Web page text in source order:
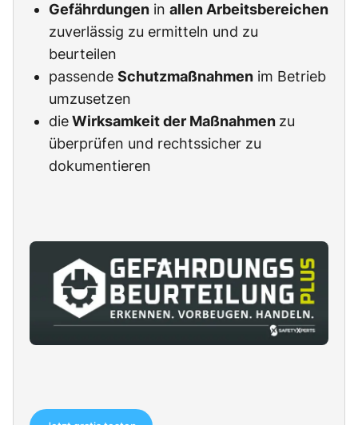
Gefährdungen in allen Arbeitsbereichen
zuverlässig zu ermitteln und zu
beurteilen
passende Schutzmaßnahmen im Betrieb
umzusetzen
dieWirksamkeit der Maßnahmen zu
überprüfen und rechtssicher zu
dokumentieren